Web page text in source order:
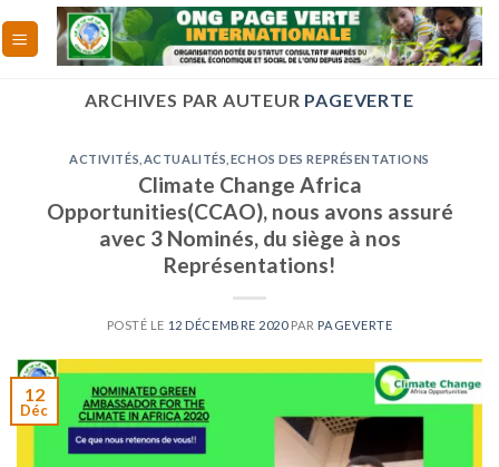
to
content
ARCHIVES PAR AUTEUR PAGEVERTE
ACTIVITÉS ACTUALITÉS ECHOS DES REPRÉSENTATIONS
Climate Change Africa
Opportunities(CCAO), nous avons assuré
avec 3 Nominés, du siège à nos
Représentations!
POSTÉ LE 12 DÉCEMBRE 2020PAR PAGEVERTE
12
Déc